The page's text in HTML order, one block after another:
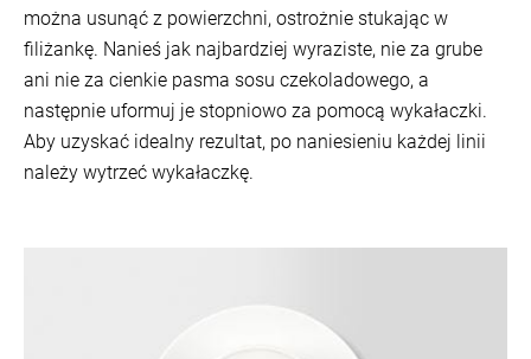
można usunąć z powierzchni, ostrożnie stukając w
filiżankę. Nanieś jak najbardziej wyraziste, nie za grube
ani nie za cienkie pasma sosu czekoladowego, a
następnie uformuj je stopniowo za pomocą wykałaczki.
Aby uzyskać idealny rezultat, po naniesieniu każdej linii
należy wytrzeć wykałaczkę.